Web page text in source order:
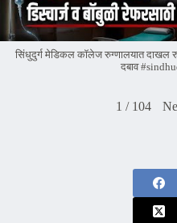
सिंधुदुर्ग मेडिकल कॉलेज रुग्णालयात दाखल
दबाव
1 / 104